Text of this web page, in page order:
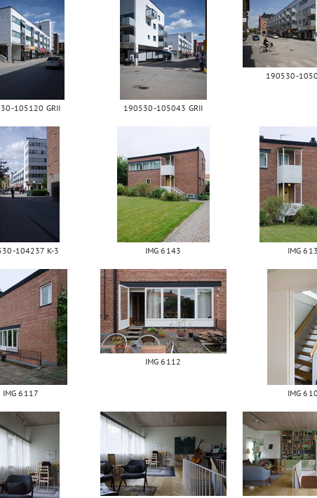
105120 GRII 190530-105043 GRII
190530-
104237 K-3 IMG 6143 IMG
IMG 6117
IMG 6112
IMG